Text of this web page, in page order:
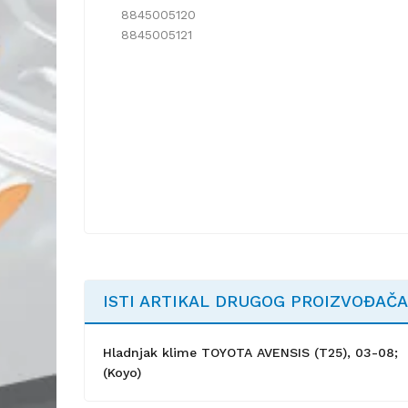
8845005120
8845005121
ISTI ARTIKAL DRUGOG PROIZVOĐAČA
Hladnjak klime TOYOTA AVENSIS (T25), 03-08;
(Koyo)